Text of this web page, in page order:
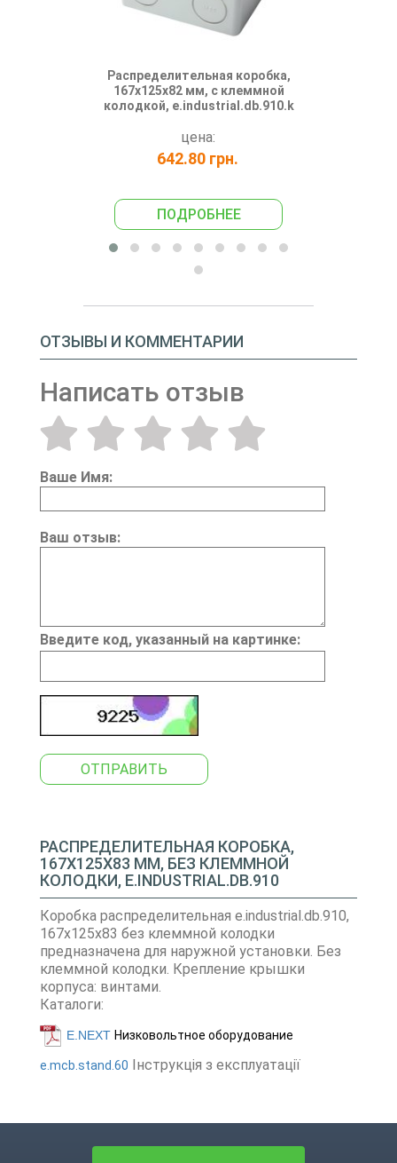
Распределительная коробка,
167х125х82 мм, с клеммной
колодкой, e.industrial.db.910.k
цена:
642.80 грн.
ПОДРОБНЕЕ
ОТЗЫВЫ И КОММЕНТАРИИ
Написать отзыв
Ваше Имя:
Ваш отзыв:
Введите код, указанный на картинке:
ОТПРАВИТЬ
РАСПРЕДЕЛИТЕЛЬНАЯ КОРОБКА,
167Х125Х83 ММ, БЕЗ КЛЕММНОЙ
КОЛОДКИ, E.INDUSTRIAL.DB.910
Коробка распределительная e.industrial.db.910,
167х125х83 без клеммной колодки
предназначена для наружной установки. Без
клеммной колодки. Крепление крышки
корпуса: винтами.
Каталоги:
E.NEXT Низковольтное оборудование
e.mcb.stand.60 Інструкція з експлуатації